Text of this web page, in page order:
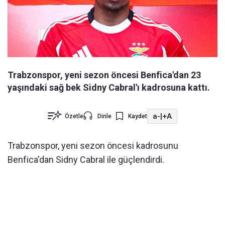
Trabzonspor, yeni sezon öncesi Benfica'dan 23
yaşındaki sağ bek Sidny Cabral'ı kadrosuna kattı.
Özetle Dinle Kaydet a-|+A
Trabzonspor, yeni sezon öncesi kadrosunu
Benfica'dan Sidny Cabral ile güçlendirdi.